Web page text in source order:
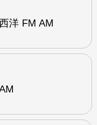
洋 FM AM